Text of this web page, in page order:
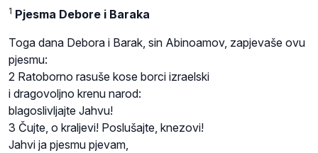
1 Pjesma Debore i Baraka
Toga dana Debora i Barak, sin Abinoamov, zapjevaše ovu
pjesmu:
2 Ratoborno rasuše kose borci izraelski
i dragovoljno krenu narod:
blagoslivljajte Jahvu!
3 Čujte, o kraljevi! Poslušajte, knezovi!
Jahvi ja pjesmu pjevam,